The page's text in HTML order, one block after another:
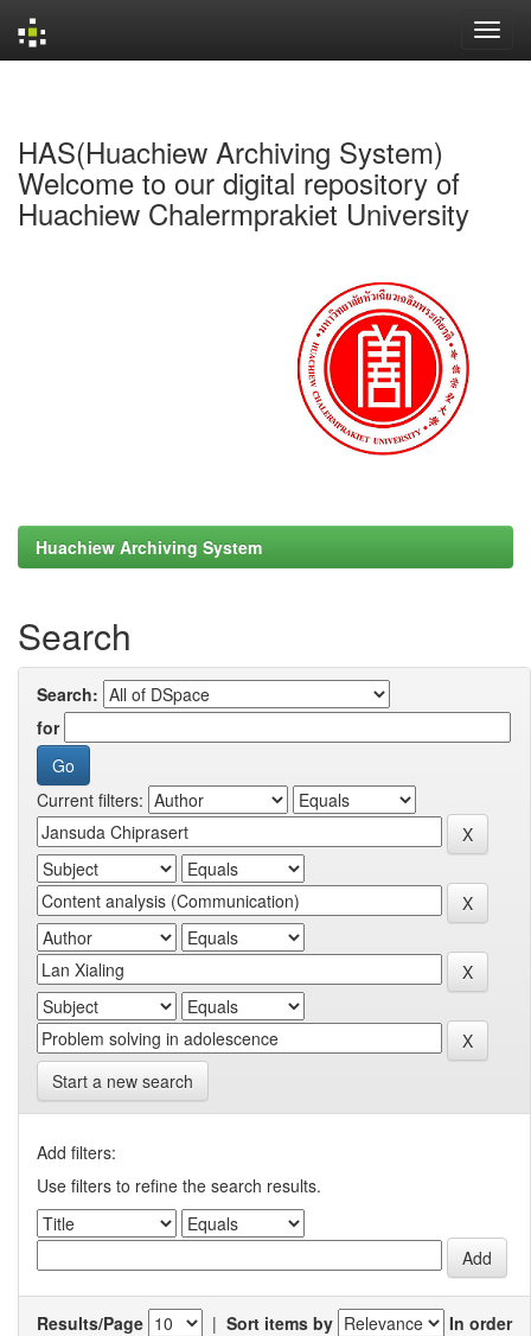
HAS(Huachiew Archiving System)
Welcome to our digital repository of
Huachiew Chalermprakiet University
Huachiew Archiving System
Search
Search:
for
Current filters:
Start a new search
Add filters:
Use filters to refine the search results.
Results/Page | Sort items by
In order